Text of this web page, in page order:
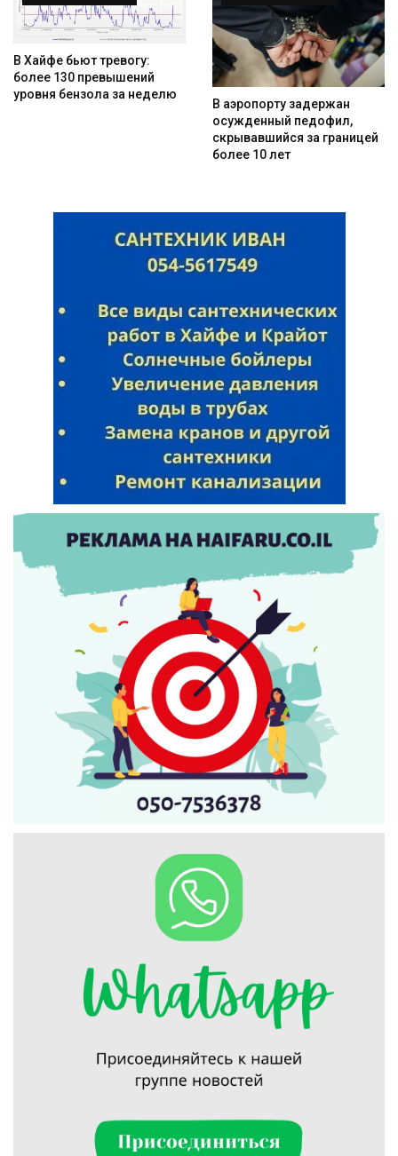
В Хайфе бьют тревогу:
более 130 превышений
уровня бензола за неделю
В аэропорту задержан
осужденный педофил,
скрывавшийся за границей
более 10 лет